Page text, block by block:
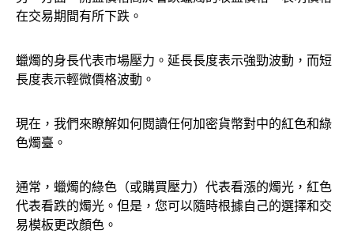
在交易期間有所下跌。
蠟燭的身長代表市場壓力。延長長度表示強勁波動，而短
長度表示輕微價格波動。
現在，我們來瞭解如何閱讀任何加密貨幣對中的紅色和綠
色燭臺。
通常，蠟燭的綠色（或購買壓力）代表看漲的燭光，紅色
代表看跌的燭光。但是，您可以隨時根據自己的選擇和交
易模板更改顏色。